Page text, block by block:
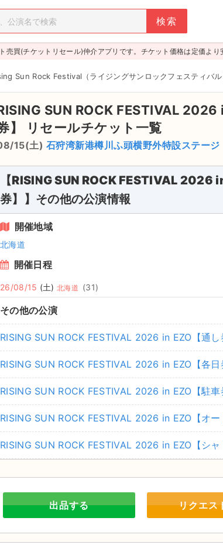
売買(チケットリセール)仲介アプリです。チケット価格は定価より
Sun Rock Festival（ライジングサンロックフェスティバル
SUN ROCK FESTIVAL
】
リセールチケット一覧
15(土) 石狩湾新港樽川ふ頭横野外特設ステージ
【RISING SUN ROCK FESTIVAL 2026
券】】その他の公演情報
開催地域
北海道
開催日程
26/08/15 (土) 北海道 (31)
その他の公演
RISING SUN ROCK FESTIVAL 2026 in EZO【通し
RISING SUN ROCK FESTIVAL 2026 in EZO【各日
RISING SUN ROCK FESTIVAL 2026 in EZO【駐⾞
RISING SUN ROCK FESTIVAL 2026 in EZO【オー
RISING SUN ROCK FESTIVAL 2026 in EZO【シャ
出品する リクエス